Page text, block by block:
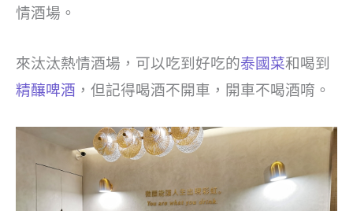
情酒場。
來汰汰熱情酒場，可以吃到好吃的泰國菜和喝到
精釀啤酒 ，但記得喝酒不開車，開車不喝酒唷。